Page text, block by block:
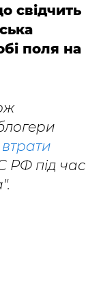
свідчить
поля на
втрати
РФ під час